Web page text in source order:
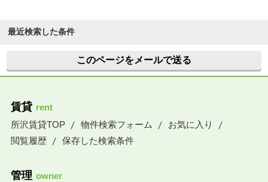
最近検索した条件
このページをメールで送る
賃貸 rent
所沢賃貸TOP
物件検索フォーム
お気に入り
閲覧履歴
保存した検索条件
管理 owner